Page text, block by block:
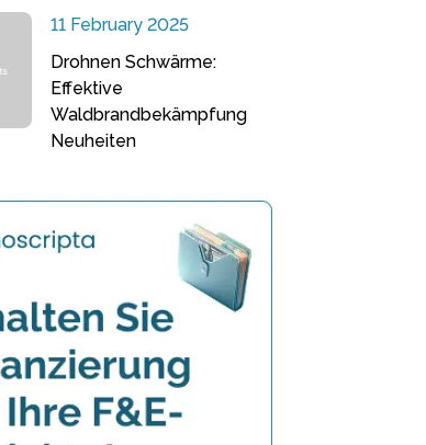
11 February 2025
Drohnen Schwärme:
Effektive
Waldbrandbekämpfung
Neuheiten